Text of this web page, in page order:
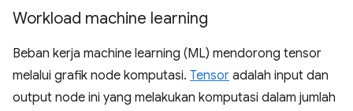
Workload machine learning
Beban kerja machine learning (ML) mendorong tensor
melalui grafik node komputasi. Tensor adalah input dan
output node ini yang melakukan komputasi dalam jumlah